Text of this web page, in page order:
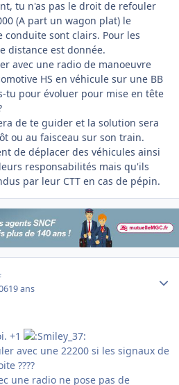
tu n'as pas le droit de refouler
(A part un wagon plat) le
sont clairs. Pour les
distance est donnée.
avec une radio de manoeuvre
HS en véhicule sur une BB
tu pour évoluer pour mise en tête
de te guider et la solution sera
ou au faisceau sur son train.
de déplacer des véhicules ainsi
responsabilités mais qu'ils
par leur CTT en cas de pépin.
19 ans
+1
avec une 22200 si les signaux de
????
une radio ne pose pas de